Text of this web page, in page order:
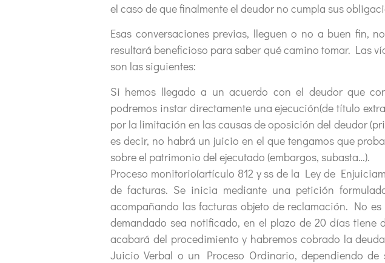
el caso de que finalmente el deudor no cumpla sus
Esas conversaciones previas, lleguen o no a buen fin,
resultará beneficioso para saber qué camino tomar. Las
son las siguientes:
Si hemos llegado a un acuerdo con el deudor que
podremos instar directamente una ejecución(de título
por la limitación en las causas de oposición del deudor
es decir, no habrá un juicio en el que tengamos que
sobre el patrimonio del ejecutado (embargos, subasta…).
Proceso monitorio(artículo 812 y ss de la Ley de
de facturas. Se inicia mediante una petición
acompañando las facturas objeto de reclamación. No
demandado sea notificado, en el plazo de 20 días tiene
acabará del procedimiento y habremos cobrado la
Juicio Verbal o un Proceso Ordinario, dependiendo